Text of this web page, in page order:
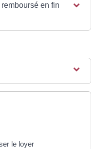
en fin
le loyer